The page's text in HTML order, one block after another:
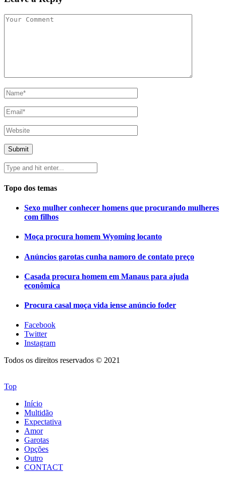
Topo dos temas
Sexo mulher conhecer homens que procurando mulheres
com filhos
Moça procura homem Wyoming locanto
Anúncios garotas cunha namoro de contato preço
Casada procura homem em Manaus para ajuda
econômica
Procura casal moça vida iense anúncio foder
Facebook
Twitter
Instagram
Todos os direitos reservados © 2021
Top
Início
Multidão
Expectativa
Amor
Garotas
Opções
Outro
CONTACT